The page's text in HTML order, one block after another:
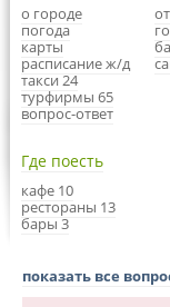
о городе
погода
карты
расписание ж/д
такси 24
турфирмы 65
вопрос-ответ
Где поесть
кафе 10
рестораны 13
бары 3
показать все